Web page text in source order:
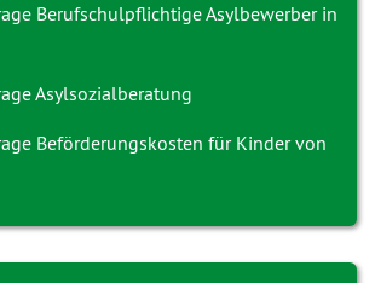
Berufschulpflichtige Asylbewerber in
Asylsozialberatung
Beförderungskosten für Kinder von